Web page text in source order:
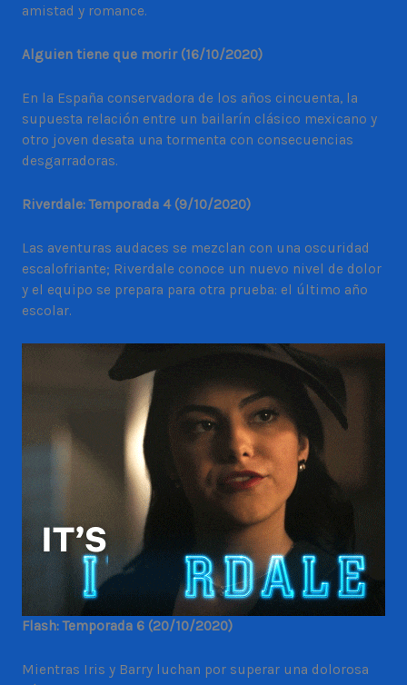
amistad y romance.
Alguien tiene que morir (16/10/2020)
En la España conservadora de los años cincuenta, la
supuesta relación entre un bailarín clásico mexicano y
otro joven desata una tormenta con consecuencias
desgarradoras.
Riverdale: Temporada 4 (9/10/2020)
Las aventuras audaces se mezclan con una oscuridad
escalofriante; Riverdale conoce un nuevo nivel de dolor
y el equipo se prepara para otra prueba: el último año
escolar.
Flash: Temporada 6 (20/10/2020)
Mientras Iris y Barry luchan por superar una dolorosa